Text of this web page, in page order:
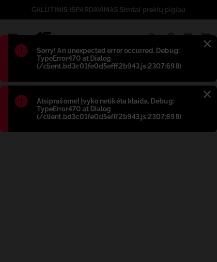
Błąd:
Sorry! An unexpected error occurred. Debug:
TypeError470 at Dialog
(/client.bd3c01fe0d5efff2b943.js:2307:698)
Błąd:
Atsiprašome! Įvyko netikėta klaida. Debug:
TypeError470 at Dialog
(/client.bd3c01fe0d5efff2b943.js:2307:698)
GALUTINIS IŠPARDAVIMAS Šimtai prekių pigiau